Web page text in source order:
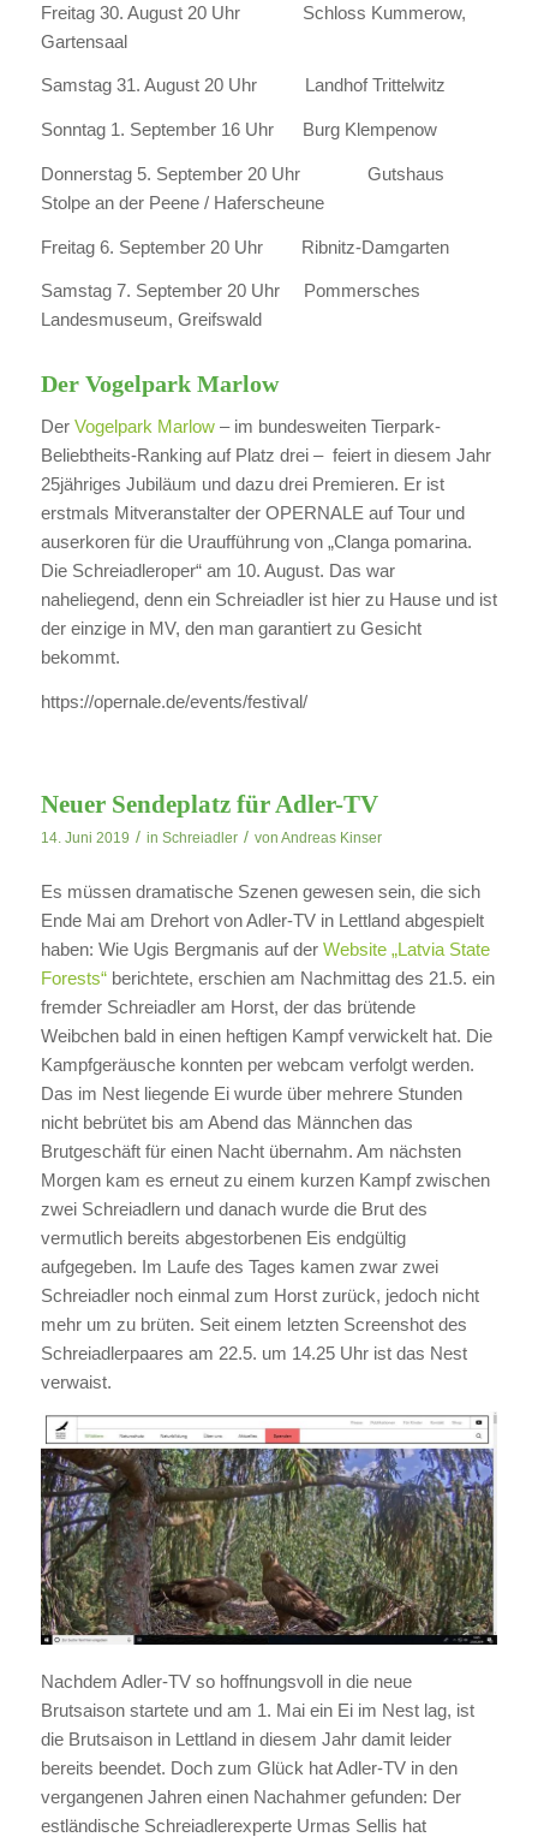
Freitag 30. August 20 Uhr Schloss Kummerow,
Gartensaal
Samstag 31. August 20 Uhr Landhof Trittelwitz
Sonntag 1. September 16 Uhr Burg Klempenow
Donnerstag 5. September 20 Uhr Gutshaus
Stolpe an der Peene / Haferscheune
Freitag 6. September 20 Uhr Ribnitz-Damgarten
Samstag 7. September 20 Uhr Pommersches
Landesmuseum, Greifswald
Der Vogelpark Marlow
Der Vogelpark Marlow – im bundesweiten Tierpark-
Beliebtheits-Ranking auf Platz drei – feiert in diesem Jahr
25jähriges Jubiläum und dazu drei Premieren. Er ist
erstmals Mitveranstalter der OPERNALE auf Tour und
auserkoren für die Uraufführung von „Clanga pomarina.
Die Schreiadleroper“ am 10. August. Das war
naheliegend, denn ein Schreiadler ist hier zu Hause und ist
der einzige in MV, den man garantiert zu Gesicht
bekommt.
https://opernale.de/events/festival/
Neuer Sendeplatz für Adler-TV
14. Juni 2019 / in Schreiadler / von Andreas Kinser
Es müssen dramatische Szenen gewesen sein, die sich
Ende Mai am Drehort von Adler-TV in Lettland abgespielt
haben: Wie Ugis Bergmanis auf der Website „Latvia State
Forests“berichtete, erschien am Nachmittag des 21.5. ein
fremder Schreiadler am Horst, der das brütende
Weibchen bald in einen heftigen Kampf verwickelt hat. Die
Kampfgeräusche konnten per webcam verfolgt werden.
Das im Nest liegende Ei wurde über mehrere Stunden
nicht bebrütet bis am Abend das Männchen das
Brutgeschäft für einen Nacht übernahm. Am nächsten
Morgen kam es erneut zu einem kurzen Kampf zwischen
zwei Schreiadlern und danach wurde die Brut des
vermutlich bereits abgestorbenen Eis endgültig
aufgegeben. Im Laufe des Tages kamen zwar zwei
Schreiadler noch einmal zum Horst zurück, jedoch nicht
mehr um zu brüten. Seit einem letzten Screenshot des
Schreiadlerpaares am 22.5. um 14.25 Uhr ist das Nest
verwaist.
Nachdem Adler-TV so hoffnungsvoll in die neue
Brutsaison startete und am 1. Mai ein Ei im Nest lag, ist
die Brutsaison in Lettland in diesem Jahr damit leider
bereits beendet. Doch zum Glück hat Adler-TV in den
vergangenen Jahren einen Nachahmer gefunden: Der
estländische Schreiadlerexperte Urmas Sellis hat